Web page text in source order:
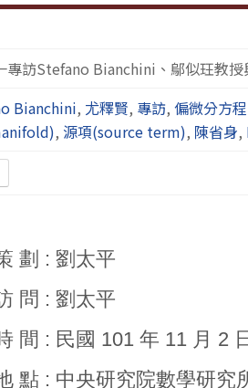
專訪Stefano Bianchini、鄔似玨教
Bianchini, 尤釋賢, 專訪, 偏微分方程
, 源項(source term), 陳省身,
劃 : 劉太平
問 : 劉太平
間 : 民國 101 年 11 月 2
點 : 中央研究院數學研究